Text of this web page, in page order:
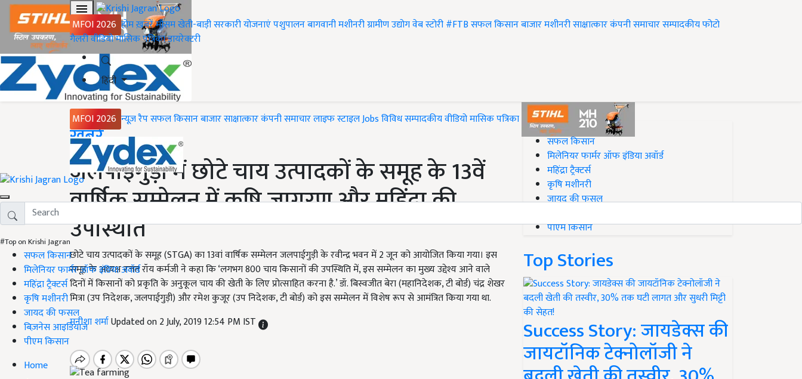
MFOI 2026 होमख़बरेंमौसमखेती-बाड़ीसरकारी योजनाएंपशुपालनबागवानीमशीनरीग्रामीण उद्योगवेब स्टोरी#FTBसफल किसानबाजारमशीनरीसाक्षात्कारकंपनी समाचारसम्पादकीयफोटो
गैलरीवीडियोमासिक पत्रिकाडायरेक्टरी
हिंदी
MFOI 2026 न्यूज़ रैपसफल किसानबाजारसाक्षात्कारकंपनी समाचारलाइफ स्टाइलJobsविविधसम्पादकीयवीडियोमासिक पत्रिका
#Top on Krishi Jagran
सफल किसान
मिलेनियर फार्मर ऑफ इंडिया अवॉर्ड
महिंद्रा ट्रैक्टर्स
कृषि मशीनरी
जायद की फसल
बिज़नेस आइडियाज
पीएम किसान
Home
Home
ख़बरें
जलपाईगुड़ी में छोटे चाय उत्पादकों के समूह के 13वें
वार्षिक सम्मेलन में कृषि जागरण और महिंद्रा की
उपस्थिति
छोटे चाय उत्पादकों के समूह (STGA) का 13वां वार्षिक सम्मेलन जलपाईगुड़ी के रवीन्द्र भवन में 2 जून को आयोजित किया गया। इस
समूह के अध्यक्ष रजत रॉय कर्मजी ने कहा कि ‘लगभग 800 चाय किसानों की उपस्थिति में, इस सम्मेलन का मुख्य उद्देश्य आने वाले
दिनों में किसानों को प्रकृति के अनुकूल चाय की खेती के लिए प्रोत्साहित करना है.’ डॉ. बिस्वजीत बेरा (महानिदेशक, टी बोर्ड) चंद्र शेखर
मित्रा (उप निदेशक, जलपाईगुड़ी) और रमेश कुजूर (उप निदेशक, टी बोर्ड) को इस सम्मेलन में विशेष रूप से आमंत्रित किया गया था.
मनीशा शर्माUpdated on 2 July, 2019 12:54 PM IST
#Top on Krishi Jagran
सफल किसान
मिलेनियर फार्मर ऑफ इंडिया अवॉर्ड
महिंद्रा ट्रैक्टर्स
कृषि मशीनरी
जायद की फसल
पीएम किसान
Top Stories
Success Story: जायडेक्स की
जायटॉनिक टेक्नोलॉजी ने